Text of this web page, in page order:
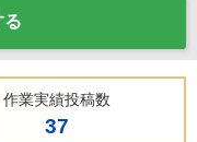
る
作業実績投稿数
37